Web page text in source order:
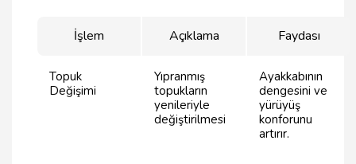
İşlem Açıklama Faydası
Topuk
Değişimi
Yıpranmış
topukların
yenileriyle
değiştirilmesi
Ayakkabının
dengesini ve
yürüyüş
konforunu
artırır.